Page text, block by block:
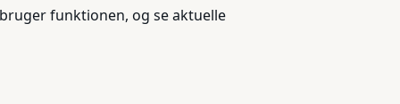
funktionen, og se aktuelle